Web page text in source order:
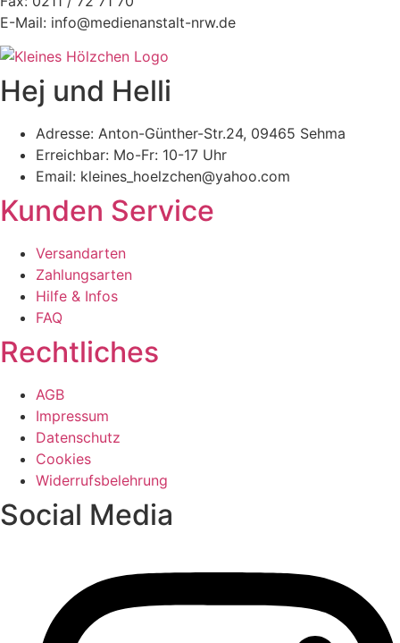
E-Mail: info@medienanstalt-nrw.de
Hej und Helli
Adresse: Anton-Günther-Str.24, 09465 Sehma
Erreichbar: Mo-Fr: 10-17 Uhr
Email: kleines_hoelzchen@yahoo.com
Kunden Service
Versandarten
Zahlungsarten
Hilfe & Infos
FAQ
Rechtliches
AGB
Impressum
Datenschutz
Cookies
Widerrufsbelehrung
Social Media